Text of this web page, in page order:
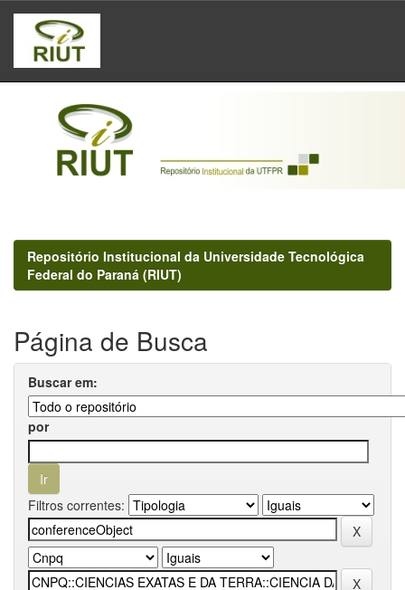
Skip
navigation
Repositório Institucional da Universidade Tecnológica
Federal do Paraná (RIUT)
Página de Busca
Buscar em:
por
Filtros correntes: